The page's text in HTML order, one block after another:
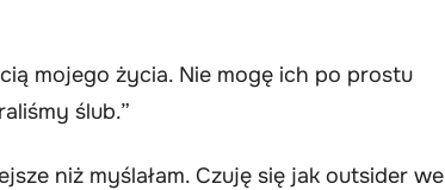
mojego życia. Nie mogę ich po prostu
ślub.”
niż myślałam. Czuję się jak outsider we